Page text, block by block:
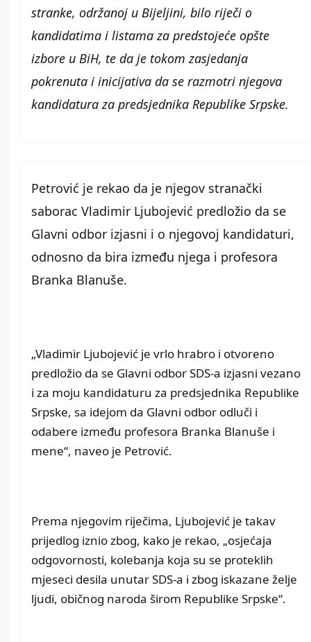
stranke, održanoj u Bijeljini, bilo riječi o
kandidatima i listama za predstojeće opšte
izbore u BiH, te da je tokom zasjedanja
pokrenuta i inicijativa da se razmotri njegova
kandidatura za predsjednika Republike Srpske.
Petrović je rekao da je njegov stranački
saborac Vladimir Ljubojević predložio da se
Glavni odbor izjasni i o njegovoj kandidaturi,
odnosno da bira između njega i profesora
Branka Blanuše.
„Vladimir Ljubojević je vrlo hrabro i otvoreno
predložio da se Glavni odbor SDS-a izjasni vezano
i za moju kandidaturu za predsjednika Republike
Srpske, sa idejom da Glavni odbor odluči i
odabere između profesora Branka Blanuše i
mene“, naveo je Petrović.
Prema njegovim riječima, Ljubojević je takav
prijedlog iznio zbog, kako je rekao, „osjećaja
odgovornosti, kolebanja koja su se proteklih
mjeseci desila unutar SDS-a i zbog iskazane želje
ljudi, običnog naroda širom Republike Srpske“.